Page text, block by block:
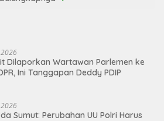
Dilaporkan Wartawan Parlemen ke
Ini Tanggapan Deddy PDIP
Sumut: Perubahan UU Polri Harus